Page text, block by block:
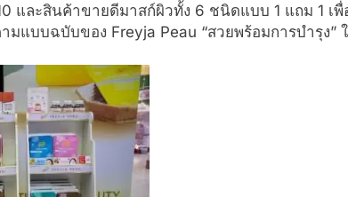
และสินค้าขายดีมาสก์ผิวทั้ง 6 ชนิดแบบ 1 แถม 1 เ
แบบฉบับของ Freyja Peau “สวยพร้อมการบำรุง”